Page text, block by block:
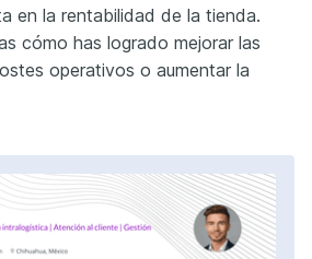
en la rentabilidad de la tienda.
cómo has logrado mejorar las
operativos o aumentar la